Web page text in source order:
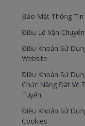
Bảo Mật Thông Tin
Điều Lệ Vận Chuyển
Điều Khoản Sử
Website
Điều Khoản Sử
Chức Năng Đặt Vé
Tuyến
Điều Khoản Sử
Cookies